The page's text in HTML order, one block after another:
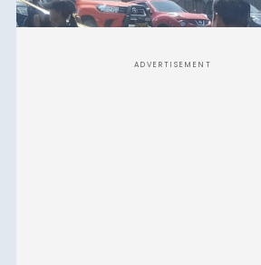
istrinya.
ADVERTISEMENT